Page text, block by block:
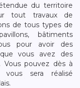
du territoire
tout travaux de
de tous types de
bâtiments
pour avoir des
vous avez des
. Vous pouvez dès à
sera réalisé